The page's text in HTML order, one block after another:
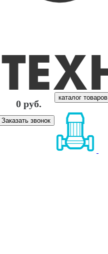
0 руб.
Заказать звонок
каталог товаров